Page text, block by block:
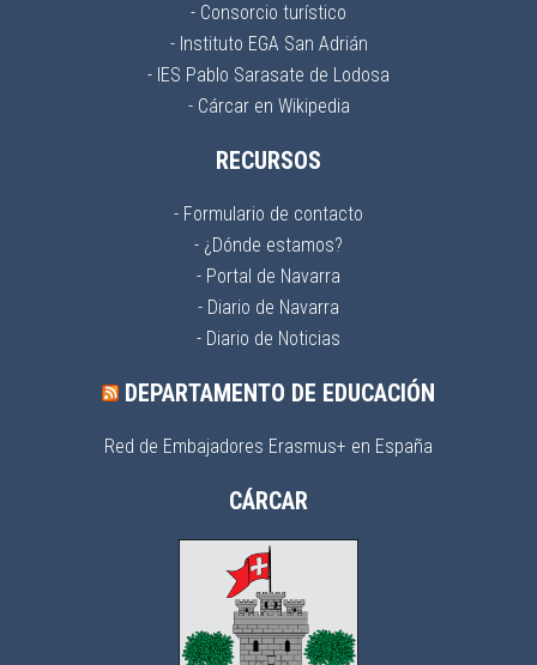
- Consorcio turístico
- Instituto EGA San Adrián
- IES Pablo Sarasate de Lodosa
- Cárcar en Wikipedia
RECURSOS
- Formulario de contacto
- ¿Dónde estamos?
- Portal de Navarra
- Diario de Navarra
- Diario de Noticias
DEPARTAMENTO DE EDUCACIÓN
Red de Embajadores Erasmus+ en España
CÁRCAR